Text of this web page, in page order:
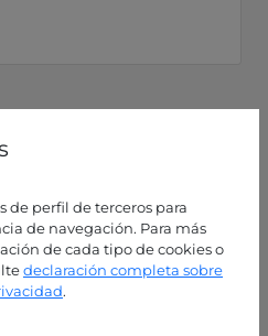
de perfil de terceros para
de navegación. Para más
de cada tipo de cookies o
declaración completa sobre
.